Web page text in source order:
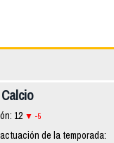
12 -5
de la temporada: